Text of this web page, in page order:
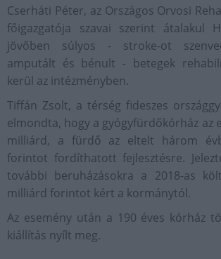
Cserháti Péter, az Országos Orvosi
főigazgatója szavai szerint átalakul
jövőben súlyos - stroke-ot
amputált és bénult - betegek
kerül az intézményben.
Tiffán Zsolt, a térség fideszes
elmondta, hogy a gyógyfürdőkórház az
milliárd, a fürdő az eltelt három
forintot fordíthatott fejlesztésre.
további beruházásokra a 2018-as
milliárd forintot kért a kormánytól.
Az esemény után a 190 éves kórház
kiállítás nyílt meg.